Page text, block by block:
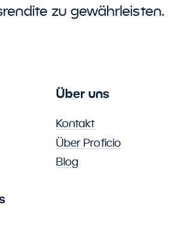
zu gewährleisten.
Über uns
Kontakt
Über Proficio
Blog